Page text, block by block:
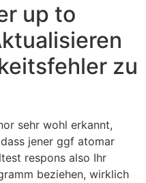
up to
zu
sehr wohl erkannt,
jener ggf atomar
respons also Ihr
beziehen, wirklich